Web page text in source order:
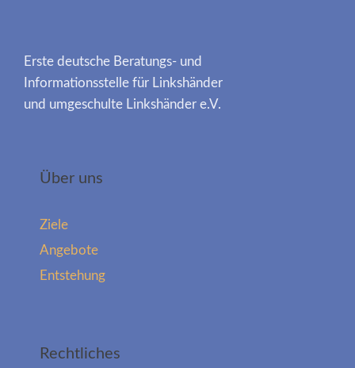
Erste deutsche Beratungs- und
Informationsstelle für Linkshänder
und umgeschulte Linkshänder e.V.
Über uns
Ziele
Angebote
Entstehung
Rechtliches